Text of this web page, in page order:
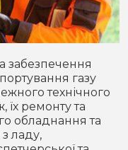
забезпечення
газу
технічного
їх ремонту та
обладнання та
ладу,